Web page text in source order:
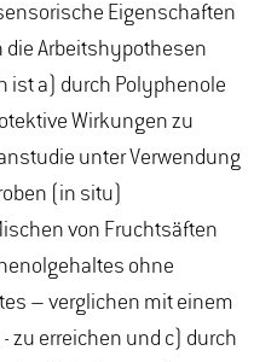
Eigenschaften
die Arbeitshypothesen
ist a) durch Polyphenole
Wirkungen zu
unter Verwendung
(in situ)
von Fruchtsäften
ohne
– verglichen mit einem
zu erreichen und c) durch